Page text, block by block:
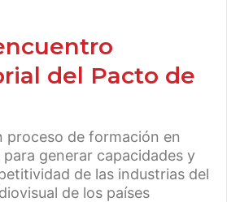
del Pacto de
proceso de formación en
generar capacidades y
de las industrias del
de los países